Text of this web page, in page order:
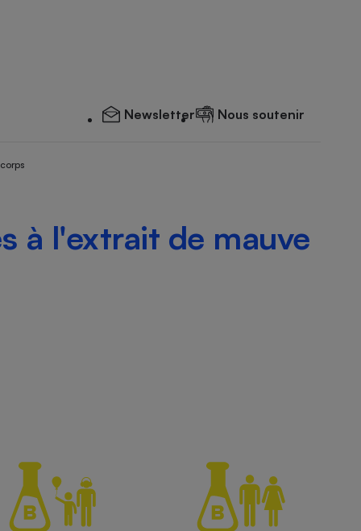
Newsletter Nous soutenir
à l'extrait de mauve